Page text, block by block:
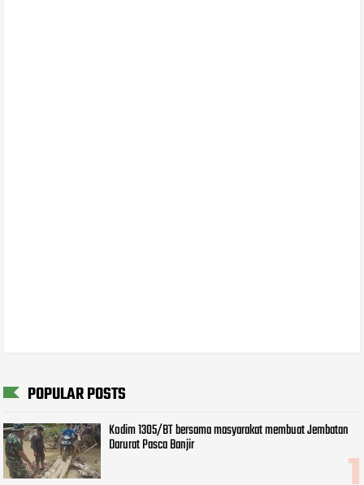
POPULAR POSTS
Kodim 1305/BT bersama masyarakat membuat Jembatan
Darurat Pasca Banjir